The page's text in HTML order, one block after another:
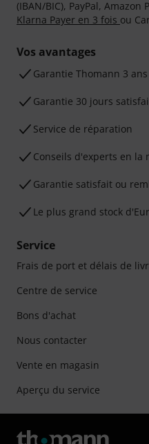
(IBAN/BIC), PayPal, Amazon
Klarna Payer en 3 fois ou
Vos avantages
Ga­ran­tie Thomann 3 ans
Garantie 30 jours
Service de réparation
Conseils d'experts en la
Garantie satisfait ou
Le plus grand stock
Service
Frais de port et délais de
Centre de service
Bons d'achat
Nous contacter
Vente en magasin
Aperçu du service